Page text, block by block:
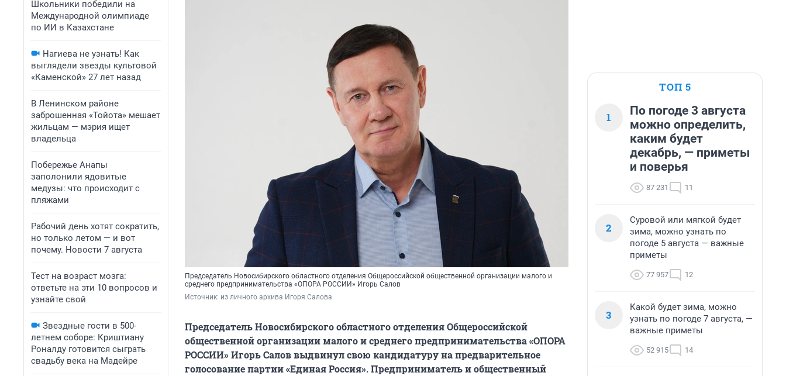
Школьники победили на
Международной олимпиаде
по ИИ в Казахстане
Нагиева не узнать! Как
выглядели звезды культовой
«Каменской» 27 лет назад
В Ленинском районе
заброшенная «Тойота» мешает
жильцам — мэрия ищет
владельца
Побережье Анапы
заполонили ядовитые
медузы: что происходит с
пляжами
Рабочий день хотят сократить,
но только летом — и вот
почему. Новости 7 августа
Тест на возраст мозга:
ответьте на эти 10 вопросов и
узнайте свой
Звездные гости в 500-
летнем соборе: Криштиану
Роналду готовится сыграть
свадьбу века на Мадейре
Председатель Новосибирского областного отделения Общероссийской общественной организации малого и
среднего предпринимательства «ОПОРА РОССИИ» Игорь Салов
Источник: из личного архива Игоря Салова
Председатель Новосибирского областного отделения Общероссийской
общественной организации малого и среднего предпринимательства «ОПОРА
РОССИИ» Игорь Салов выдвинул свою кандидатуру на предварительное
голосование партии «Единая Россия». Предприниматель и общественный
ТОП 5
1
По погоде 3 августа
можно определить,
каким будет
декабрь, — приметы
и поверья
87 231 11
2
Суровой или мягкой будет
зима, можно узнать по
погоде 5 августа — важные
приметы
77 957 12
3
Какой будет зима, можно
узнать по погоде 7 августа, —
важные приметы
52 915 14